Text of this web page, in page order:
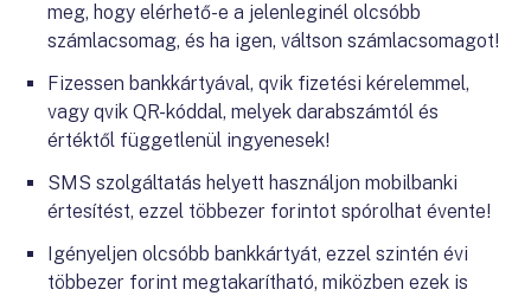
meg, hogy elérhető-e a jelenleginél olcsóbb
számlacsomag, és ha igen, váltson számlacsomagot!
Fizessen bankkártyával, qvik fizetési kérelemmel,
vagy qvik QR-kóddal, melyek darabszámtól és
értéktől függetlenül ingyenesek!
SMS szolgáltatás helyett használjon mobilbanki
értesítést, ezzel többezer forintot spórolhat évente!
Igényeljen olcsóbb bankkártyát, ezzel szintén évi
többezer forint megtakarítható, miközben ezek is